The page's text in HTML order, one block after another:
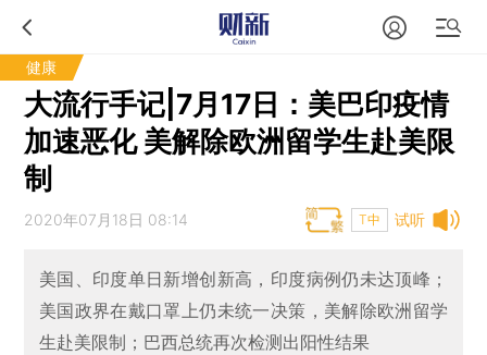
健康
大流行手记|7月17日：美巴印疫情
加速恶化 美解除欧洲留学生赴美限
制
试听
2020年07月18日 08:14 T中
美国、印度单日新增创新高，印度病例仍未达顶峰；
美国政界在戴口罩上仍未统一决策，美解除欧洲留学
生赴美限制；巴西总统再次检测出阳性结果